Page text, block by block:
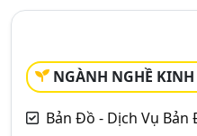
NGÀNH NGHỀ
Bản Đồ - Dịch Vụ Bản